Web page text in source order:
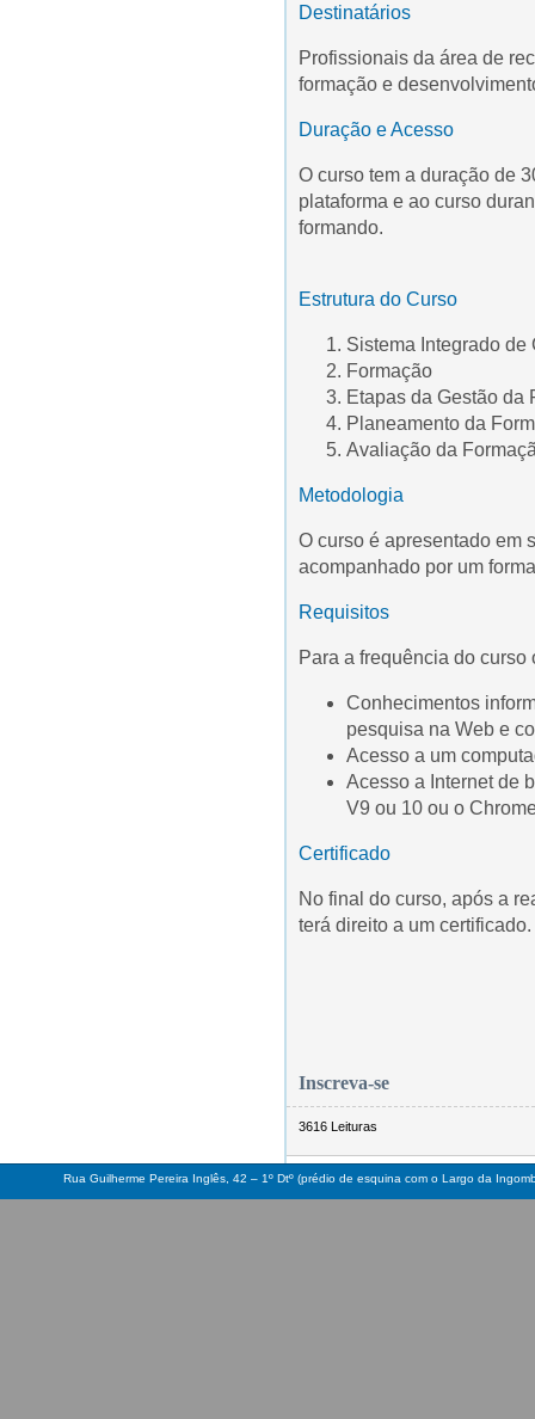
Destinatários
Profissionais da área de
formação e
Duração e Acesso
O curso tem a duração de
plataforma e ao curso
formando.
Estrutura do Curso
Sistema Integrado de
Formação
Etapas da Gestão da
Planeamento da
Avaliação da
Metodologia
O curso é apresentado em
acompanhado por um
Requisitos
Para a frequência do curso
Conhecimentos
pesquisa na Web e
Acesso a um
Acesso a Internet de
V9 ou 10 ou o
Certificado
No final do curso, após a
terá direito a um certificado.
Inscreva-se
3616 Leituras
Rua Guilherme Pereira Inglês, 42 – 1º Dtº (prédio de esquina com o Largo da